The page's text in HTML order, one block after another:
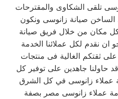
تلقى الشكاوى والمقترحات
الساخن صيانة زانوسى ونكون
مكان من خلال فريق صيانة
ان نقدم لكل عملائنا الخدمة
ثقتكم الغالية فى منتجات
حاولنا جاهدين على توفير كل
عملاء زانوسى في كل الشرق
عملاء زانوسى مصر بصفة